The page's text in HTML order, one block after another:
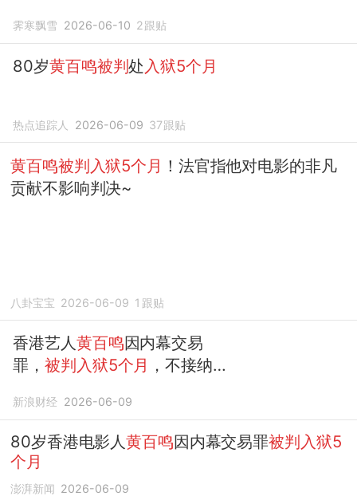
霁寒飘雪 2026-06-10 2跟贴
80岁黄百鸣被判处 入狱5个月
热点追踪人 2026-06-09 37跟贴
黄百鸣被判入狱5个月 ！法官指他对电影的非凡
贡献不影响判决~
八卦宝宝 2026-06-09 1 跟贴
香港艺人黄百鸣因内幕交易
罪，被判入狱5个月 ，不接纳
为减刑理由
新浪财经 2026-06-09
80岁香港电影人黄百鸣因内幕交易罪被判入狱5
个月
澎湃新闻 2026-06-09